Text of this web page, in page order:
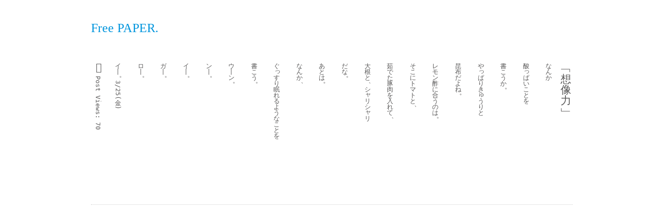
Free PAPER.
﹁
想
像
力
﹂
な
ん
か
酸
っ
ぱ
い
こ
と
を
書
こ
う
か。
や
っ
ぱ
り
き
ゅ
う
り
と
昆
布
だ
よ
ね。
レ
モ
ン
酢
に
合
う
の
は。
そ
こ
に
ト
マ
ト
と、
茹
で
た
豚
肉
を
入
れ
て、
大
根
と、
シ
ャ
リ
シ
ャ
リ
だ
な。
あ
と
は。
な
ん
か、
ぐ
っ
す
り
眠
れ
る
よ
う
な
こ
と
を
書
こ
う。
ウ
ン。
ン
。
イ
。
ガ
。
ロ
。
イ
。
3/25(
金
)
Post
Views:
70